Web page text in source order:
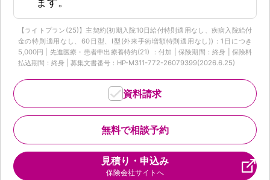
【ライトプラン(25)】主契約(初期入院10日給付特則適用なし、疾病入院給付
金の特則適用なし、60日型、I型(外来手術増額特則適用なし))：1日につき
5,000円 | 先進医療・患者申出療養特約(21) ：付加 | 保険期間：終身 | 保険料
払込期間：終身 | 募集文書番号：HP-M311-772-26079399(2026.6.25)
無料で相談予約
資料請求
見積り・申込み
保険会社サイトへ